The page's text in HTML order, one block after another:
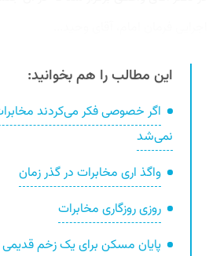
این مطالب را هم بخوانید:
اگر خصوصی فکر می‌کردند
نمی‌شد
واگذ اری مخابرات در گذر زمان
روزی روزگاری مخابرات
پایان مسکن برای یک زخم قدیمی